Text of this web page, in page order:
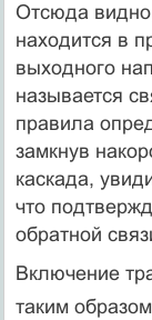
Отсюда
находится в
выходного
называется
правила
замкнув
каскада,
что
обратной
Включение
таким